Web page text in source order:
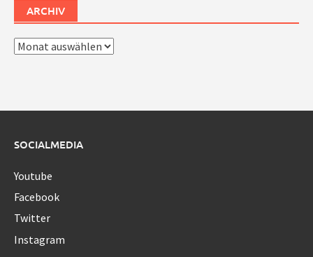
ARCHIV
Archiv
SOCIALMEDIA
Youtube
Facebook
Twitter
Instagram